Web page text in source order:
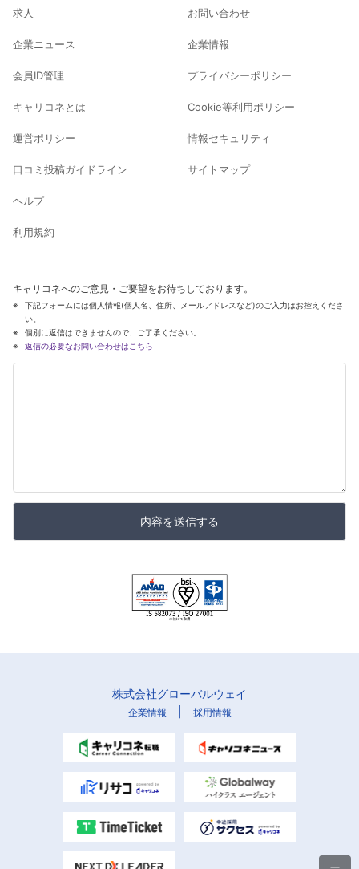
求人
企業ニュース
会員ID管理
キャリコネとは
運営ポリシー
口コミ投稿ガイドライン
ヘルプ
利用規約
お問い合わせ
企業情報
プライバシーポリシー
Cookie等利用ポリシー
情報セキュリティ
サイトマップ
キャリコネへのご意見・ご要望をお待ちしております。
下記フォームには個人情報(個人名、住所、メールアドレスなど)のご入力はお控えくださ
い。
個別に返信はできませんので、ご了承ください。
返信の必要なお問い合わせはこちら
内容を送信する
株式会社グローバルウェイ
企業情報 採用情報